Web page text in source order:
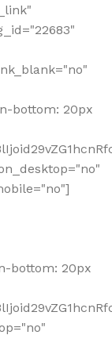
bottom: 20px
bottom: 20px